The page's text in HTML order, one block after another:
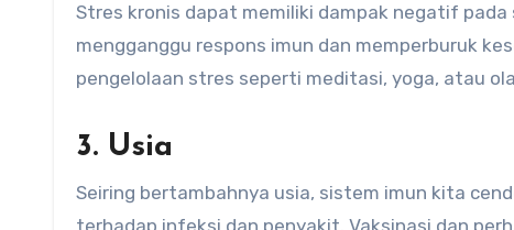
Stres kronis dapat memiliki dampak negatif
mengganggu respons imun dan memperburuk
pengelolaan stres seperti meditasi, yoga, atau
3. Usia
Seiring bertambahnya usia, sistem imun kita
terhadap infeksi dan penyakit. Vaksinasi dan